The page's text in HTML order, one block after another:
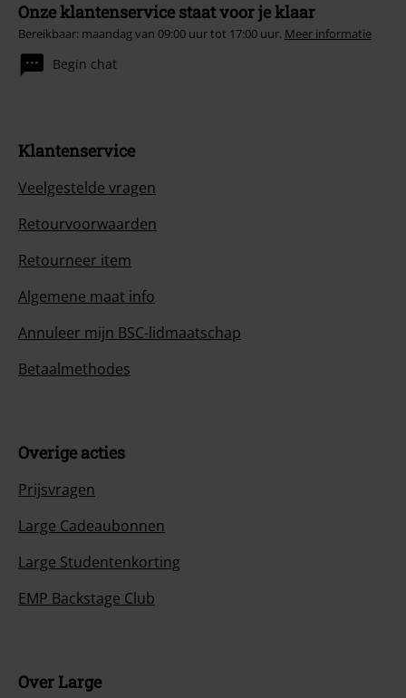
Onze klantenservice staat voor je klaar
Bereikbaar: maandag van 09:00 uur tot 17:00 uur. Meer informatie
Begin chat
Klantenservice
Veelgestelde vragen
Retourvoorwaarden
Retourneer item
Algemene maat info
Annuleer mijn BSC-lidmaatschap
Betaalmethodes
Overige acties
Prijsvragen
Large Cadeaubonnen
Large Studentenkorting
EMP Backstage Club
Over Large